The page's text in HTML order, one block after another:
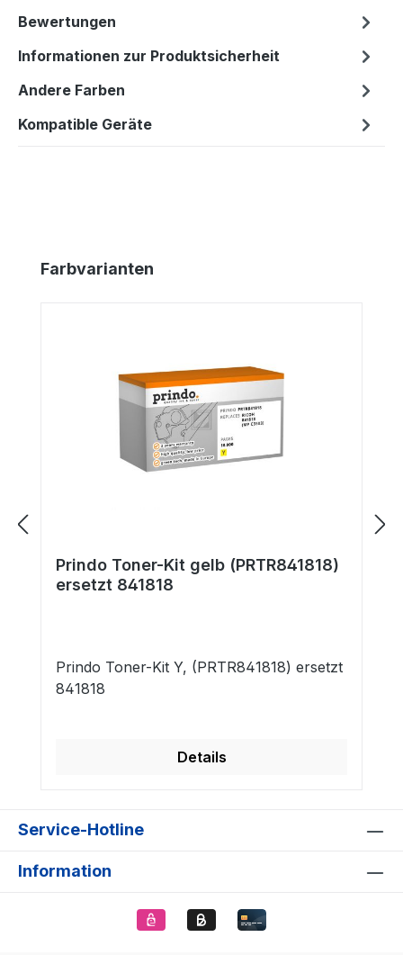
Bewertungen
Informationen zur Produktsicherheit
Andere Farben
Kompatible Geräte
Produktgalerie überspringen
Farbvarianten
Prindo Toner-Kit gelb (PRTR841818)
ersetzt 841818
Prindo Toner-Kit Y, (PRTR841818) ersetzt
841818
Details
Service-Hotline
Information